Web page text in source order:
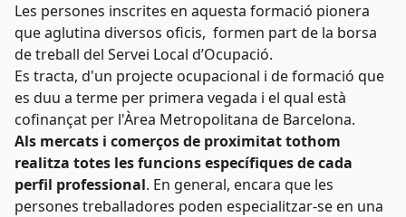
Les persones inscrites en aquesta formació pionera
que aglutina diversos oficis, formen part de la borsa
de treball del Servei Local d’Ocupació.
Es tracta, d'un projecte ocupacional i de formació que
es duu a terme per primera vegada i el qual està
cofinançat per l'Àrea Metropolitana de Barcelona.
Als mercats i comerços de proximitat tothom
realitza totes les funcions específiques de cada
perfil professional. En general, encara que les
persones treballadores poden especialitzar-se en una